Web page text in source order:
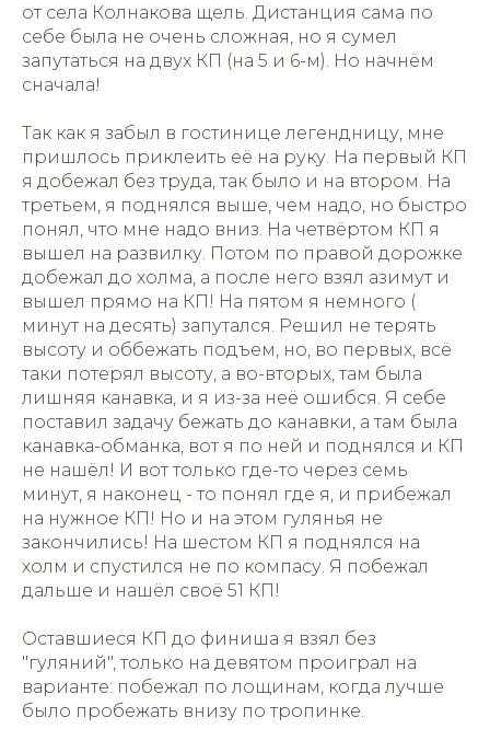
от села Колнакова щель. Дистанция сама по
себе была не очень сложная, но я сумел
запутаться на двух КП (на 5 и 6-м). Но начнëм
сначала!
Так как я забыл в гостинице легендницу, мне
пришлось приклеить еë на руку. На первый КП
я добежал без труда, так было и на втором. На
третьем, я поднялся выше, чем надо, но быстро
понял, что мне надо вниз. На четвëртом КП я
вышел на развилку. Потом по правой дорожке
добежал до холма, а после него взял азимут и
вышел прямо на КП! На пятом я немного (
минут на десять) запутался. Решил не терять
высоту и оббежать подъем, но, во первых, всë
таки потерял высоту, а во-вторых, там была
лишняя канавка, и я из-за неë ошибся. Я себе
поставил задачу бежать до канавки, а там была
канавка-обманка, вот я по ней и поднялся и КП
не нашëл! И вот только где-то через семь
минут, я наконец - то понял где я, и прибежал
на нужное КП! Но и на этом гулянья не
закончились! На шестом КП я поднялся на
холм и спустился не по компасу. Я побежал
дальше и нашëл своë 51 КП!
Оставшиеся КП до финиша я взял без
"гуляний", только на девятом проиграл на
варианте: побежал по лощинам, когда лучше
было пробежать внизу по тропинке.